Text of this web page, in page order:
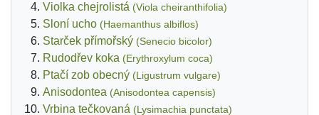
Violka chejrolistá (Viola cheiranthifolia)
Sloní ucho (Haemanthus albiflos)
Starček přímořský (Senecio bicolor)
Rudodřev koka (Erythroxylum coca)
Ptačí zob obecný (Ligustrum vulgare)
Anisodontea (Anisodontea capensis)
Vrbina tečkovaná (Lysimachia punctata)